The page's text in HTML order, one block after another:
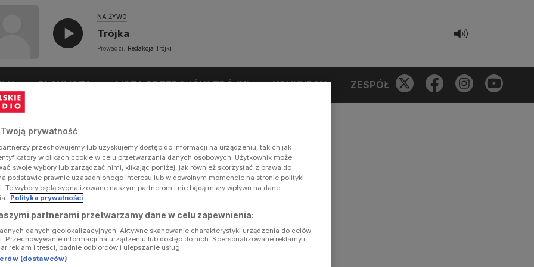
NA ŻYWO
Trójka
Prowadzi: Redakcja Trójki
PLAYLISTA LISTA PRZEBOJÓW TRÓJKI KONKURSY ZESPÓŁ
Twoją prywatność
przechowujemy lub uzyskujemy dostęp do informacji na urządzeniu, takich jak
w plikach cookie w celu przetwarzania danych osobowych. Użytkownik może
swoje wybory lub zarządzać nimi, klikając poniżej, jak również skorzystać z prawa do
podstawie prawnie uzasadnionego interesu lub w dowolnym momencie na stronie polityki
Te wybory będą sygnalizowane naszym partnerom i nie będą miały wpływu na dane
Polityka prywatności
partnerami przetwarzamy dane w celu zapewnienia:
danych geolokalizacyjnych. Aktywne skanowanie charakterystyki urządzenia do celów
Przechowywanie informacji na urządzeniu lub dostęp do nich. Spersonalizowane reklamy i
reklam i treści, badnie odbiorców i ulepszanie usług.
(dostawców)